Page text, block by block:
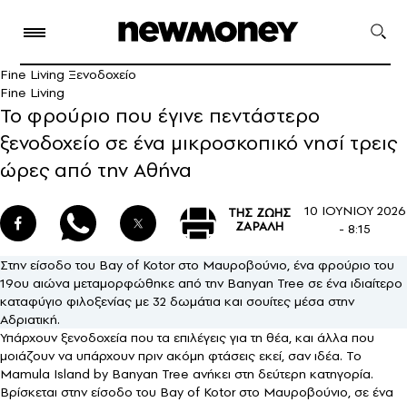
Fine Living Ξενοδοχείο
Fine Living
Το φρούριο που έγινε πεντάστερο
ξενοδοχείο σε ένα μικροσκοπικό νησί τρεις
ώρες από την Αθήνα
ΤΗΣ ΖΩΗΣ
ΖΑΡΑΛΗ
10 ΙΟΥΝΙΟΥ 2026
- 8:15
Στην είσοδο του Bay of Kotor στο Μαυροβούνιο, ένα φρούριο του
19ου αιώνα μεταμορφώθηκε από την Banyan Tree σε ένα ιδιαίτερο
καταφύγιο φιλοξενίας με 32 δωμάτια και σουίτες μέσα στην
Αδριατική.
Υπάρχουν ξενοδοχεία που τα επιλέγεις για τη θέα, και άλλα που
μοιάζουν να υπάρχουν πριν ακόμη φτάσεις εκεί, σαν ιδέα. Το
Mamula Island by Banyan Tree ανήκει στη δεύτερη κατηγορία.
Βρίσκεται στην είσοδο του Bay of Kotor στο Μαυροβούνιο, σε ένα